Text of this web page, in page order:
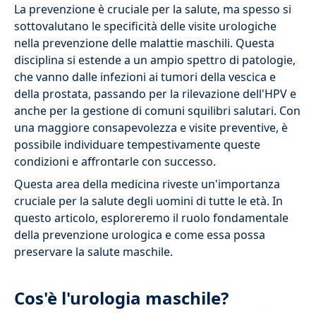
La prevenzione è cruciale per la salute, ma spesso si
sottovalutano le specificità delle visite urologiche
nella prevenzione delle malattie maschili. Questa
disciplina si estende a un ampio spettro di patologie,
che vanno dalle infezioni ai tumori della vescica e
della prostata, passando per la rilevazione dell'HPV e
anche per la gestione di comuni squilibri salutari. Con
una maggiore consapevolezza e visite preventive, è
possibile individuare tempestivamente queste
condizioni e affrontarle con successo.
Questa area della medicina riveste un'importanza
cruciale per la salute degli uomini di tutte le età. In
questo articolo, esploreremo il ruolo fondamentale
della prevenzione urologica e come essa possa
preservare la salute maschile.
Cos'è l'urologia maschile?